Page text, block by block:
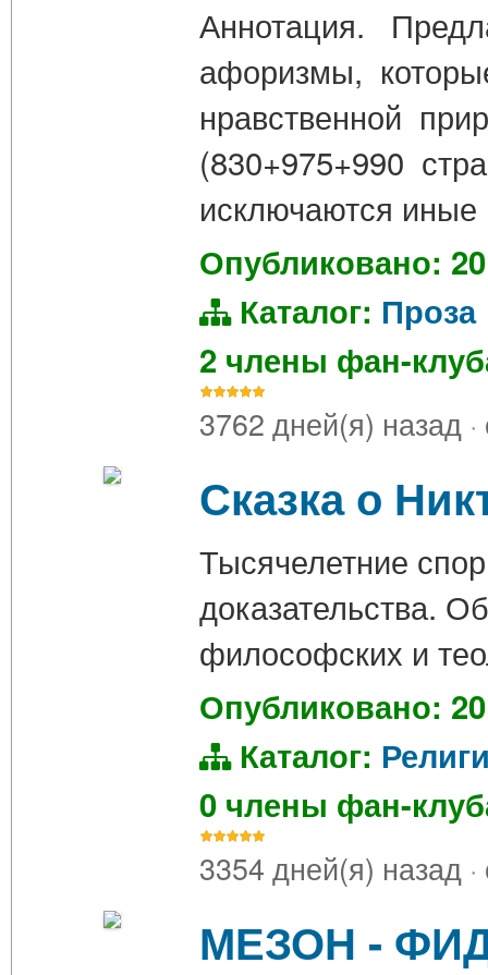
Аннотация.
афоризмы,
нравственной
(830+975+990
исключаются
Опубликовано:
Каталог: Проза
2 члены фан-
3762 дней(я) назад ·
Сказка о
Тысячелетние
доказательства.
философских и
Опубликовано:
Каталог:
0 члены фан-
3354 дней(я) назад ·
МЕЗОН -